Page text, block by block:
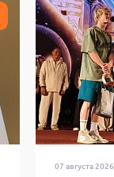
07 августа 2026